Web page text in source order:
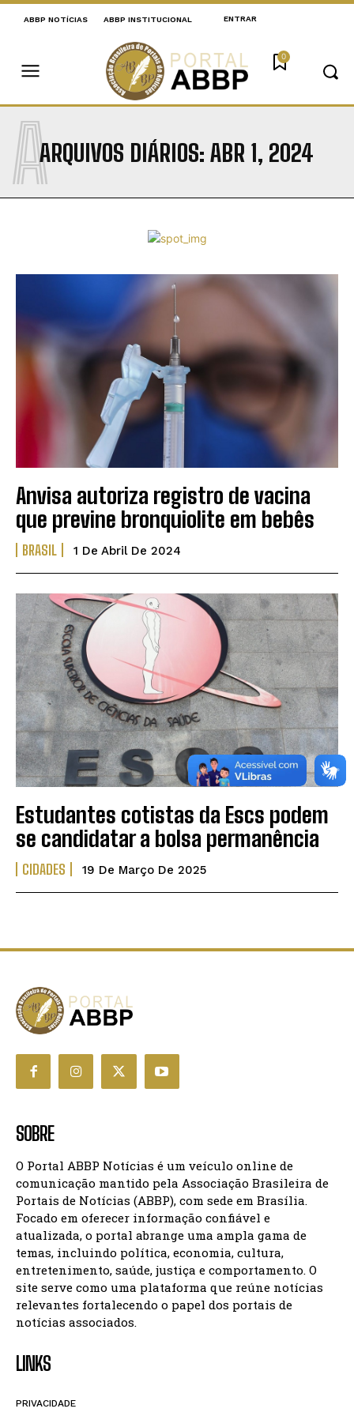
ABBP NOTÍCIAS ABBP INSTITUCIONAL ENTRAR
0
ARQUIVOS DIÁRIOS: ABR 1, 2024
A
Anvisa autoriza registro de vacina
que previne bronquiolite em bebês
BRASIL 1 De Abril De 2024
Estudantes cotistas da Escs podem
se candidatar a bolsa permanência
CIDADES 19 De Março De 2025
SOBRE
O Portal ABBP Notícias é um veículo online de
comunicação mantido pela Associação Brasileira de
Portais de Notícias (ABBP), com sede em Brasília.
Focado em oferecer informação confiável e
atualizada, o portal abrange uma ampla gama de
temas, incluindo política, economia, cultura,
entretenimento, saúde, justiça e comportamento. O
site serve como uma plataforma que reúne notícias
relevantes fortalecendo o papel dos portais de
notícias associados.
LINKS
PRIVACIDADE